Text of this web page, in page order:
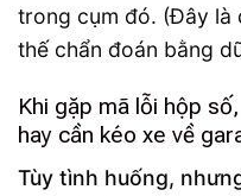
trong cụm đó. (Đây là
thế chẩn đoán bằng
Khi gặp mã lỗi hộp
hay cần kéo xe về
Tùy tình huống,